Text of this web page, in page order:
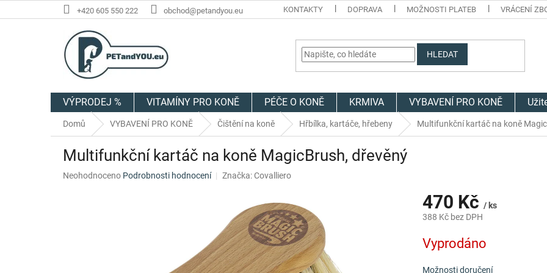
na
+420 605 550 222 obchod@petandyou.eu KONTAKTY DOPRAVA MOŽNOSTI PLATEB VRÁCENÍ
HLEDAT
VÝPRODEJ % VITAMÍNY PRO KONĚ PÉČE O KONĚ KRMIVA VYBAVENÍ PRO KONĚ
Domů VYBAVENÍ PRO KONĚ Čištění na koně Hřbílka, kartáče, hřebeny Multifunkční kartáč na koně
Multifunkční kartáč na koně MagicBrush, dřevěný
Průměrné
Neohodnoceno Podrobnosti hodnocení Značka:Covalliero
470 Kč / ks
388 Kč bez DPH
cena:
Vyprodáno
Možnosti doručení